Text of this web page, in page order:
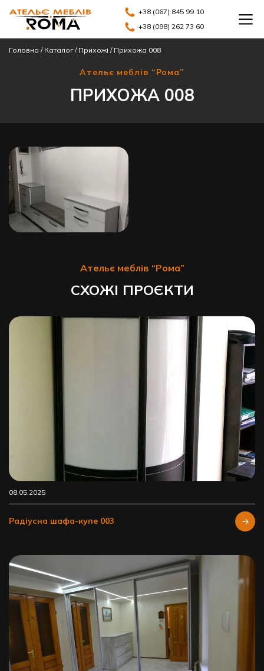
+38 (067) 845 99 10
+38 (098) 262 73 60
Головна / Каталог/ Прихожі / Прихожа 008
Ательє меблів “Рома”
ПРИХОЖА 008
Ательє меблів “Рома”
СХОЖІ ПРОЄКТИ
08.05.2025
Радіусна шафа-купе 003